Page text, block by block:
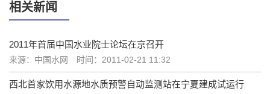
相关新闻
2011年首届中国水业院士论坛在京召开
来源：中国水网 时间：2011-02-21 11:32
西北首家饮用水源地水质预警自动监测站在宁夏建成试运行